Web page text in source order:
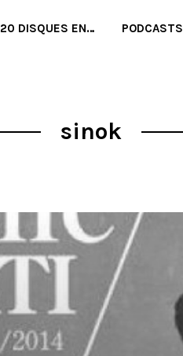
20 DISQUES EN… PODCASTS
sinok